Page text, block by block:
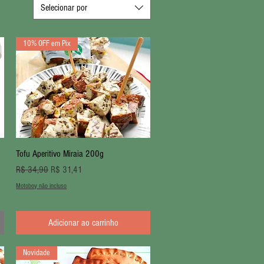
Selecionar por
Visualização rápida
10% OFF em Pix
Tofu Aperitivo Miraia 200g
Preço normal
R$ 34,90 Preço promocional
R$ 31,41
Motoboy não incluso
Adicionar ao carrinho
Novidade